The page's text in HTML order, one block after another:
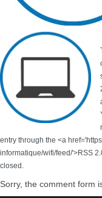
entry through the <a
informatique/wifi/feed/'>RSS
closed.
Sorry, the comment form